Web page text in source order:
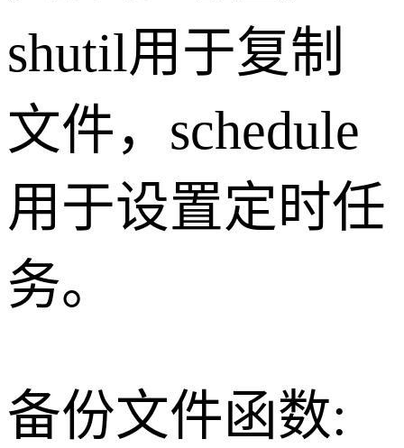
shutil用于复制
文件，schedule
用于设置定时任
务。
备份文件函数: